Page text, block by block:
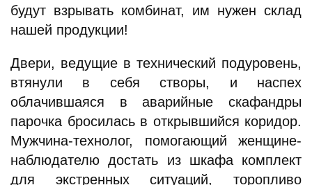
будут взрывать комбинат, им нужен склад
нашей продукции!
Двери, ведущие в технический подуровень,
втянули в себя створы, и наспех
облачившаяся в аварийные скафандры
парочка бросилась в открывшийся коридор.
Мужчина-технолог, помогающий женщине-
наблюдателю достать из шкафа комплект
для экстренных ситуаций, торопливо